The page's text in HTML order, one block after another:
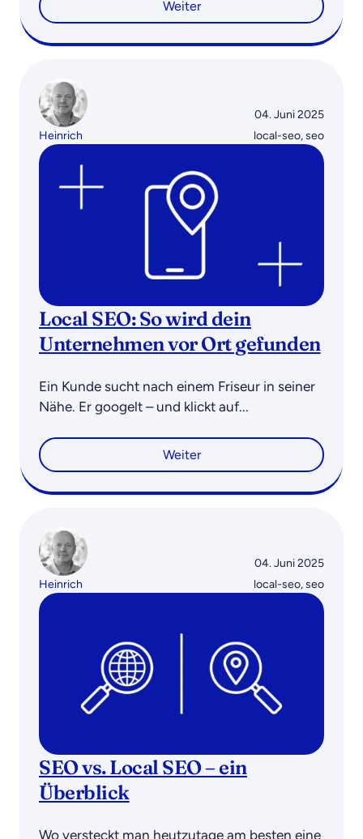
Weiter
Heinrich
04. Juni 2025
local-seo,seo
Local SEO: So wird dein
Unternehmen vor Ort gefunden
Ein Kunde sucht nach einem Friseur in seiner
Nähe. Er googelt – und klickt auf...
Weiter
Heinrich
04. Juni 2025
local-seo,seo
SEO vs. Local SEO – ein
Überblick
Wo versteckt man heutzutage am besten eine